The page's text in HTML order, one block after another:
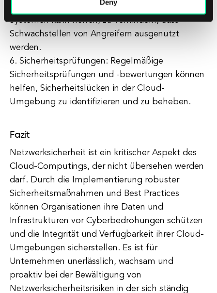
Deny
Aktualisieren und Patchen von Software und
Systemen kann helfen, zu verhindern, dass
Schwachstellen von Angreifern ausgenutzt
werden.
6. Sicherheitsprüfungen: Regelmäßige
Sicherheitsprüfungen und -bewertungen können
helfen, Sicherheitslücken in der Cloud-
Umgebung zu identifizieren und zu beheben.
Fazit
Netzwerksicherheit ist ein kritischer Aspekt des
Cloud-Computings, der nicht übersehen werden
darf. Durch die Implementierung robuster
Sicherheitsmaßnahmen und Best Practices
können Organisationen ihre Daten und
Infrastrukturen vor Cyberbedrohungen schützen
und die Integrität und Verfügbarkeit ihrer Cloud-
Umgebungen sicherstellen. Es ist für
Unternehmen unerlässlich, wachsam und
proaktiv bei der Bewältigung von
Netzwerksicherheitsrisiken in der sich ständig